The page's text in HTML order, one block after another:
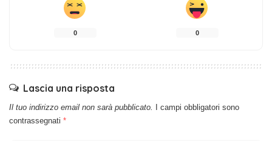
0 0
Lascia una risposta
Il tuo indirizzo email non sarà pubblicato. I campi obbligatori sono
contrassegnati *